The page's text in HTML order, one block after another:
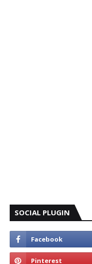
SOCIAL PLUGIN